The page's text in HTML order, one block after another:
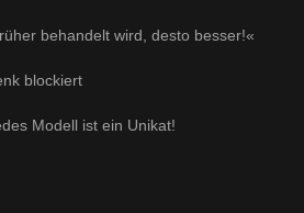
behandelt wird, desto besser!«
blockiert
Modell ist ein Unikat!